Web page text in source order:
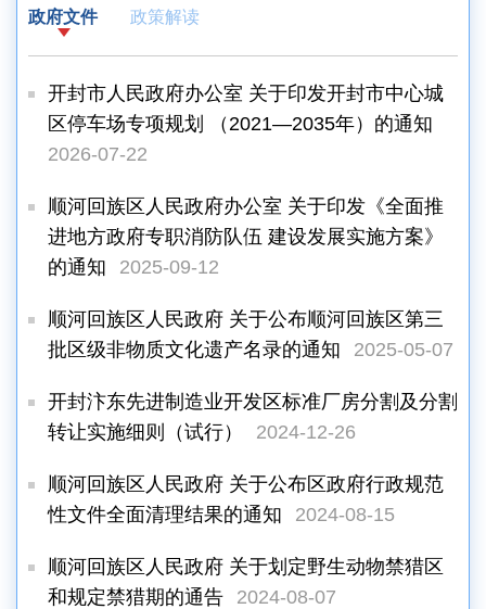
政府文件 政策解读
开封市人民政府办公室 关于印发开封市中心城
区停车场专项规划 （2021—2035年）的通知
2026-07-22
顺河回族区人民政府办公室 关于印发《全面推
进地方政府专职消防队伍 建设发展实施方案》
的通知
2025-09-12
顺河回族区人民政府 关于公布顺河回族区第三
批区级非物质文化遗产名录的通知
2025-05-07
开封汴东先进制造业开发区标准厂房分割及分割
转让实施细则（试行）
2024-12-26
顺河回族区人民政府 关于公布区政府行政规范
性文件全面清理结果的通知
2024-08-15
顺河回族区人民政府 关于划定野生动物禁猎区
和规定禁猎期的通告
2024-08-07